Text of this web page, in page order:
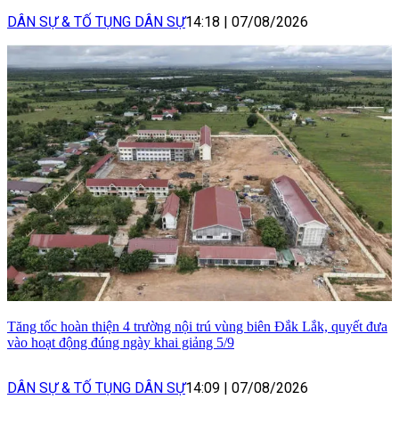
DÂN SỰ & TỐ TỤNG DÂN SỰ14:18 07/08/2026
Tăng tốc hoàn thiện 4 trường nội trú vùng biên Đắk Lắk, quyết đưa
vào hoạt động đúng ngày khai giảng 5/9
DÂN SỰ & TỐ TỤNG DÂN SỰ14:09 07/08/2026